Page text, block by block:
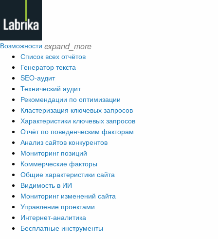
Возможности expand_more
Список всех отчётов
Генератор текста
SEO-аудит
Технический аудит
Рекомендации по оптимизации
Кластеризация ключевых запросов
Характеристики ключевых запросов
Отчёт по поведенческим факторам
Анализ сайтов конкурентов
Мониторинг позиций
Коммерческие факторы
Общие характеристики сайта
Видимость в ИИ
Мониторинг изменений сайта
Управление проектами
Интернет-аналитика
Бесплатные инструменты